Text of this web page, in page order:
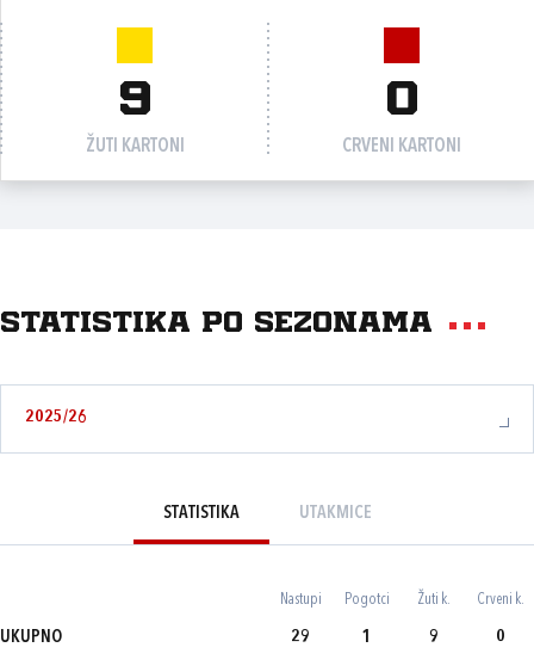
9
ŽUTI KARTONI
0
CRVENI KARTONI
Statistika po sezonama
2025/26
STATISTIKA UTAKMICE
Nastupi Pogotci Žuti k. Crveni k.
UKUPNO 29 1 9 0